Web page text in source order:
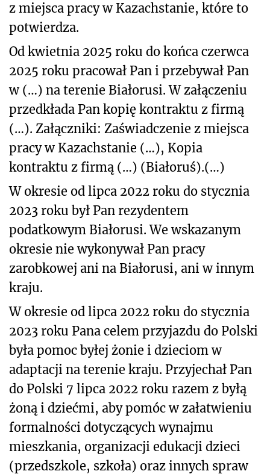
z miejsca pracy w Kazachstanie, które to
potwierdza.
Od kwietnia 2025 roku do końca czerwca
2025 roku pracował Pan i przebywał Pan
w (…) na terenie Białorusi. W załączeniu
przedkłada Pan kopię kontraktu z firmą
(…). Załączniki: Zaświadczenie z miejsca
pracy w Kazachstanie (…), Kopia
kontraktu z firmą (…) (Białoruś).(…)
W okresie od lipca 2022 roku do stycznia
2023 roku był Pan rezydentem
podatkowym Białorusi. We wskazanym
okresie nie wykonywał Pan pracy
zarobkowej ani na Białorusi, ani w innym
kraju.
W okresie od lipca 2022 roku do stycznia
2023 roku Pana celem przyjazdu do Polski
była pomoc byłej żonie i dzieciom w
adaptacji na terenie kraju. Przyjechał Pan
do Polski 7 lipca 2022 roku razem z byłą
żoną i dziećmi, aby pomóc w załatwieniu
formalności dotyczących wynajmu
mieszkania, organizacji edukacji dzieci
(przedszkole, szkoła) oraz innych spraw